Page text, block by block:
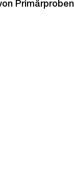
Primärproben